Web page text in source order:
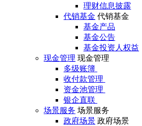
理财信息披露
代销基金 代销基金
基金产品
基金公告
基金投资人权益
现金管理 现金管理
多级账簿
收付款管理
资金池管理
银企直联
场景服务 场景服务
政府场景 政府场景